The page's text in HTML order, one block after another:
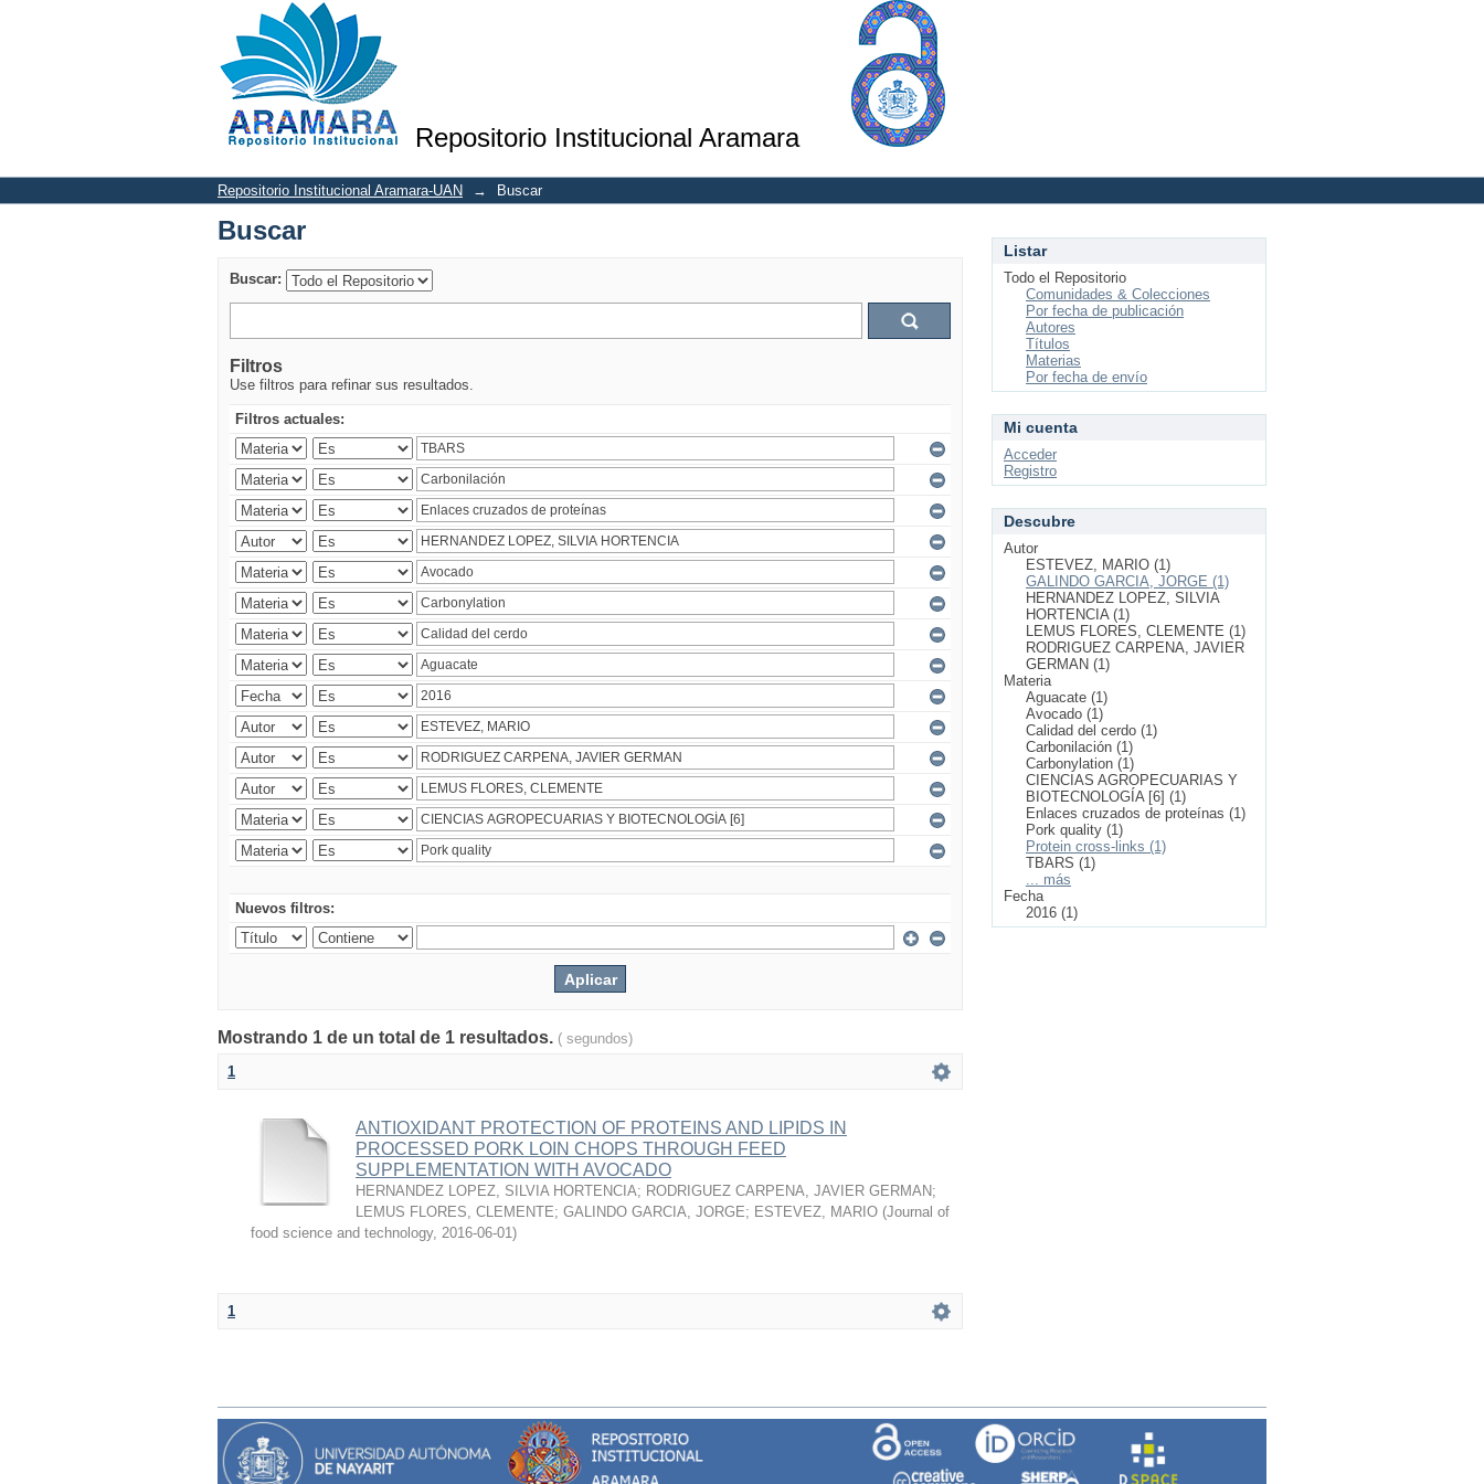
Repositorio Institucional Aramara
Buscar
Repositorio Institucional Aramara-UAN → Buscar
Buscar
Buscar:
Filtros
Use filtros para refinar sus resultados.
Filtros actuales:
Nuevos filtros:
Mostrando 1 de un total de 1 resultados. ( segundos)
1
ANTIOXIDANT PROTECTION OF PROTEINS AND LIPIDS IN
PROCESSED PORK LOIN CHOPS THROUGH FEED
SUPPLEMENTATION WITH AVOCADO
HERNANDEZ LOPEZ, SILVIA HORTENCIA; RODRIGUEZ CARPENA, JAVIER GERMAN;
LEMUS FLORES, CLEMENTE; GALINDO GARCIA, JORGE; ESTEVEZ, MARIO (Journal of
food science and technology, 2016-06-01)
1
Listar
Todo el Repositorio
Comunidades & Colecciones
Por fecha de publicación
Autores
Títulos
Materias
Por fecha de envío
Mi cuenta
Acceder
Registro
Descubre
Autor
ESTEVEZ, MARIO (1)
GALINDO GARCIA, JORGE (1)
HERNANDEZ LOPEZ, SILVIA
HORTENCIA (1)
LEMUS FLORES, CLEMENTE (1)
RODRIGUEZ CARPENA, JAVIER
GERMAN (1)
Materia
Aguacate (1)
Avocado (1)
Calidad del cerdo (1)
Carbonilación (1)
Carbonylation (1)
CIENCIAS AGROPECUARIAS Y
BIOTECNOLOGÍA [6] (1)
Enlaces cruzados de proteínas (1)
Pork quality (1)
Protein cross-links (1)
TBARS (1)
... más
Fecha
2016 (1)